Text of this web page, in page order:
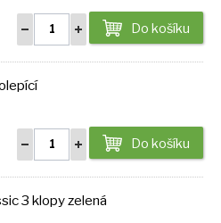
Do košíku
Do košíku
3 klopy zelená